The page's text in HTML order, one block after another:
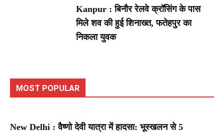
Kanpur : बिनौर रेलवे क्रॉसिंग के पास
मिले शव की हुई शिनाख्त, फतेहपुर का
निकला युवक
MOST POPULAR
New Delhi : वैष्णो देवी यात्रा में हादसा: भूस्खलन से 5